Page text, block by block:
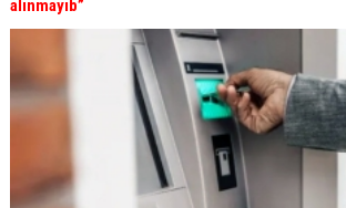
alınmayıb”